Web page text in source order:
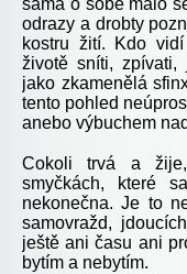
sama o sobě málo
odrazy a drobty
kostru žití. Kdo
životě sníti, zpívati,
jako zkamenělá
tento pohled
anebo výbuchem
Cokoli trvá a
smyčkách, které
nekonečna. Je to
samovražd,
ještě ani času ani
bytím a nebytím.